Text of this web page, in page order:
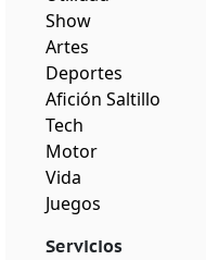
Show
Artes
Deportes
Afición Saltillo
Tech
Motor
Vida
Juegos
Servicios